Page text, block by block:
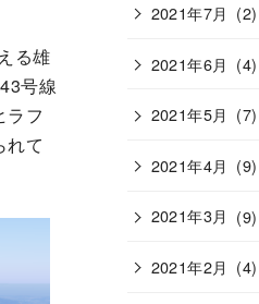
る雄
号線
ラフ
れて
2021年7月 (2)
2021年6月 (4)
2021年5月 (7)
2021年4月 (9)
2021年3月 (9)
2021年2月 (4)